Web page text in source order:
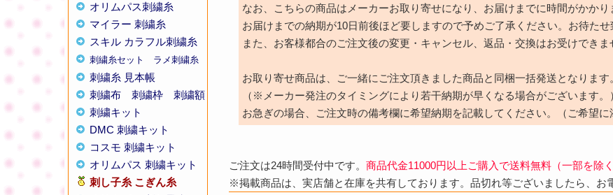
オリムパス刺繍糸
マイラー 刺繍糸
スキル カラフル刺繍糸
刺繍糸セット ラメ刺繍糸
刺繍糸 見本帳
刺繍布
刺繍枠
刺繍額
刺繍キット
DMC 刺繍キット
コスモ 刺繍キット
オリムパス 刺繍キット
刺し子糸 こぎん糸
なお、こちらの商品はメーカーお取り寄せになり、お届けまでに時間がかかり
お届けまでの納期が10日前後ほど要しますので予めご了承ください。お待たせ
また、お客様都合のご注文後の変更・キャンセル、返品・交換はお受けできま
お取り寄せ商品は、ご一緒にご注文頂きました商品と同梱一括発送となります。
（※メーカー発注のタイミングにより若干納期が早くなる場合がございます。）
お急ぎの場合、ご注文時の備考欄に希望納期を記載してください。（ご希望に
ご注文は24時間受付中です。 商品代金11000円以上ご購入で送料無料（一部を除く
※掲載商品は、実店舗と在庫を共有しております。品切れ等ございましたら、お